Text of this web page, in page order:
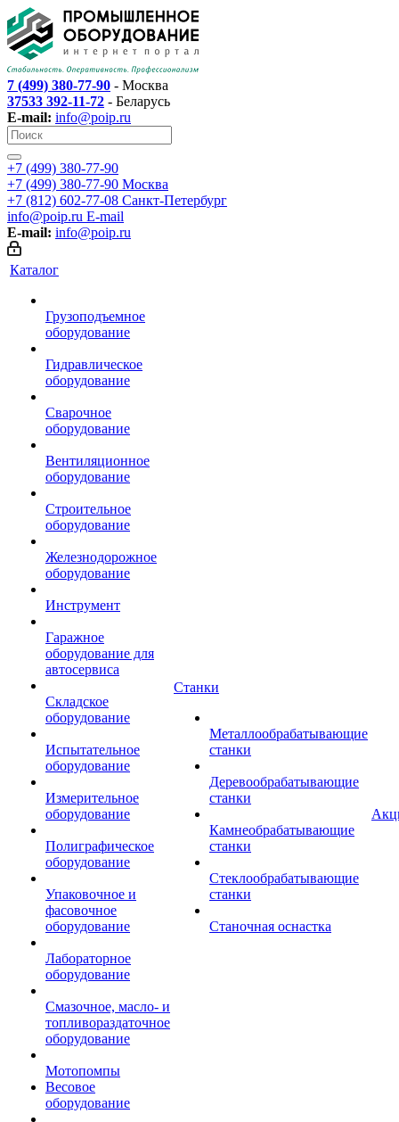
7 (499) 380-77-90 - Москва
37533 392-11-72 - Беларусь
E-mail: info@poip.ru
+7 (499) 380-77-90
+7 (499) 380-77-90 Москва
+7 (812) 602-77-08 Санкт-Петербург
info@poip.ru E-mail
E-mail: info@poip.ru
Каталог
Грузоподъемное
оборудование
Гидравлическое
оборудование
Сварочное
оборудование
Вентиляционное
оборудование
Строительное
оборудование
Железнодорожное
оборудование
Инструмент
Гаражное
оборудование для
автосервиса
Складское
оборудование
Испытательное
оборудование
Измерительное
оборудование
Полиграфическое
оборудование
Упаковочное и
фасовочное
оборудование
Лабораторное
оборудование
Смазочное, масло- и
топливораздаточное
оборудование
Мотопомпы
Весовое
оборудование
Станки
Металлообрабатывающие
станки
Деревообрабатывающие
станки
Камнеобрабатывающие
станки
Стеклообрабатывающие
станки
Станочная оснастка